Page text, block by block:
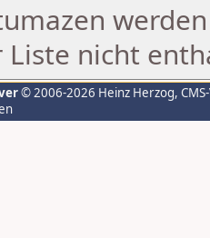
Liste nicht
© 2006-2026 Heinz Herzog,